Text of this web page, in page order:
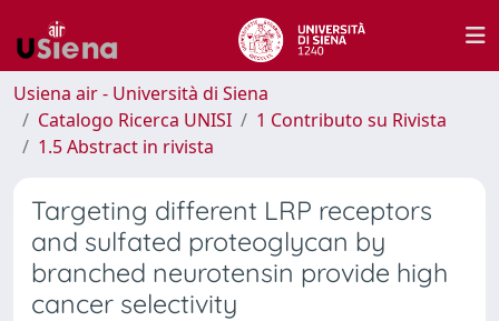
Usiena air - Università di Siena
Catalogo Ricerca UNISI
1 Contributo su Rivista
1.5 Abstract in rivista
Targeting different LRP receptors
and sulfated proteoglycan by
branched neurotensin provide high
cancer selectivity